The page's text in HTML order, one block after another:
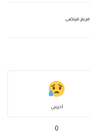
مريم مرتضى
أحزنني
0